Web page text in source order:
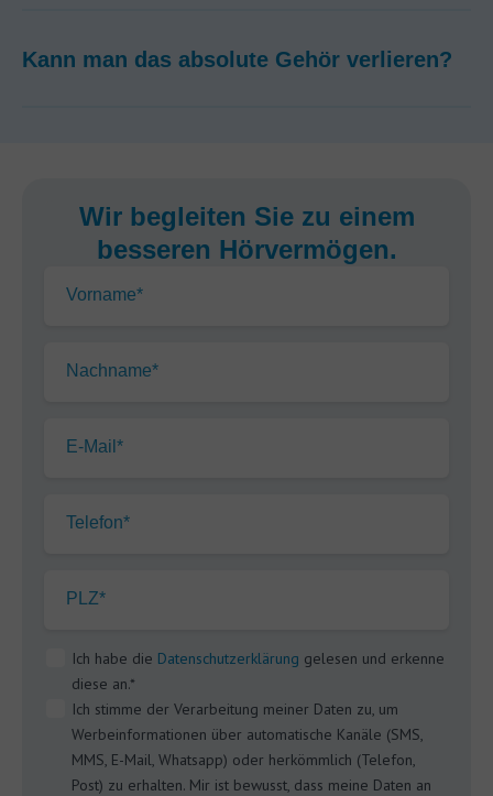
Kann man das absolute Gehör verlieren?
Wir begleiten Sie zu einem
besseren Hörvermögen.
Vorname*
Nachname*
E-Mail*
Telefon*
PLZ*
Ich habe die Datenschutzerklärung gelesen und erkenne
diese an.*
Ich stimme der Verarbeitung meiner Daten zu, um
Werbeinformationen über automatische Kanäle (SMS,
MMS, E-Mail, Whatsapp) oder herkömmlich (Telefon,
Post) zu erhalten. Mir ist bewusst, dass meine Daten an